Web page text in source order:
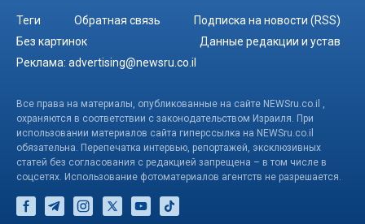
Теги Обратная связь
Подписка на новости (RSS)
Без картинок
Данные редакции и устав
Реклама: advertising@newsru.co.il
Все права на материалы, опубликованные на сайте NEWSru.co.il ,
охраняются в соответствии с законодательством Израиля. При
использовании материалов сайта гиперссылка на NEWSru.co.il
обязательна. Перепечатка интервью, репортажей, эксклюзивных
статей без согласования с редакцией запрещена – в том числе в
соцсетях. Использование фотоматериалов агентств не разрешается.